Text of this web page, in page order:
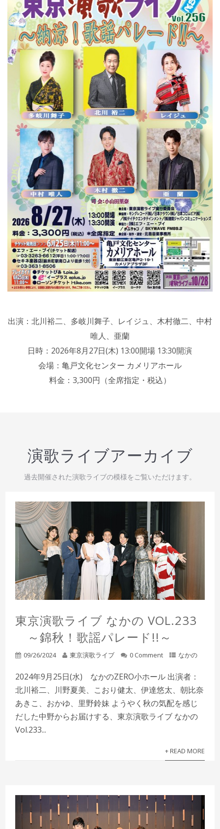
出演：北川裕二、多岐川舞子、レイジュ、木村徹二、中村
唯人、亜蘭
日時：2026年8月27日(木) 13:00開場 13:30開演
会場：亀戸文化センター カメリアホール
料金：3,300円（全席指定・税込）
演歌ライブアーカイブ
過去開催された演歌ライブの模様をご覧いただけます。
東京演歌ライブ なかの VOL.233
～錦秋！歌謡パレード!!～
09/26/2024 東京演歌ライブ 0 Comment なかの
2024年9月25日(水) なかのZERO小ホール 出演者：
北川裕二、川野夏美、こおり健太、伊達悠太、朝比奈
あきこ、おかゆ、里野鈴妹 ようやく秋の気配を感じ
だした中野からお届けする、東京演歌ライブ なかの
Vol.233...
+ READ MORE